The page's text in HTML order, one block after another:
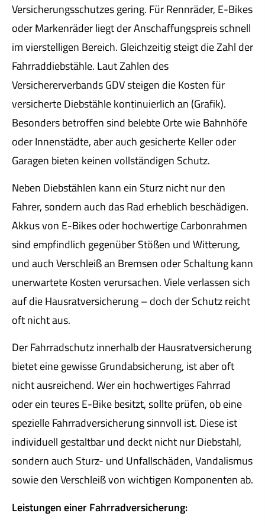
Versicherungsschutzes gering. Für Rennräder, E-Bikes
oder Markenräder liegt der Anschaffungspreis schnell
im vierstelligen Bereich. Gleichzeitig steigt die Zahl der
Fahrraddiebstähle. Laut Zahlen des
Versichererverbands GDV steigen die Kosten für
versicherte Diebstähle kontinuierlich an (Grafik).
Besonders betroffen sind belebte Orte wie Bahnhöfe
oder Innenstädte, aber auch gesicherte Keller oder
Garagen bieten keinen vollständigen Schutz.
Neben Diebstählen kann ein Sturz nicht nur den
Fahrer, sondern auch das Rad erheblich beschädigen.
Akkus von E-Bikes oder hochwertige Carbonrahmen
sind empfindlich gegenüber Stößen und Witterung,
und auch Verschleiß an Bremsen oder Schaltung kann
unerwartete Kosten verursachen. Viele verlassen sich
auf die Haus­rat­ver­si­che­rung – doch der Schutz reicht
oft nicht aus.
Der Fahrradschutz innerhalb der Haus­rat­ver­si­che­rung
bietet eine gewisse Grundabsicherung, ist aber oft
nicht ausreichend. Wer ein hochwertiges Fahrrad
oder ein teures E-Bike besitzt, sollte prüfen, ob eine
spezielle Fahrradversicherung sinnvoll ist. Diese ist
individuell gestaltbar und deckt nicht nur Diebstahl,
sondern auch Sturz- und Unfallschäden, Vandalismus
sowie den Verschleiß von wichtigen Komponenten ab.
Leistungen einer Fahrradversicherung: